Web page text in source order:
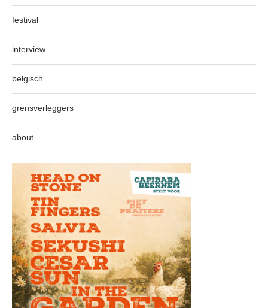
festival
interview
belgisch
grensverleggers
about